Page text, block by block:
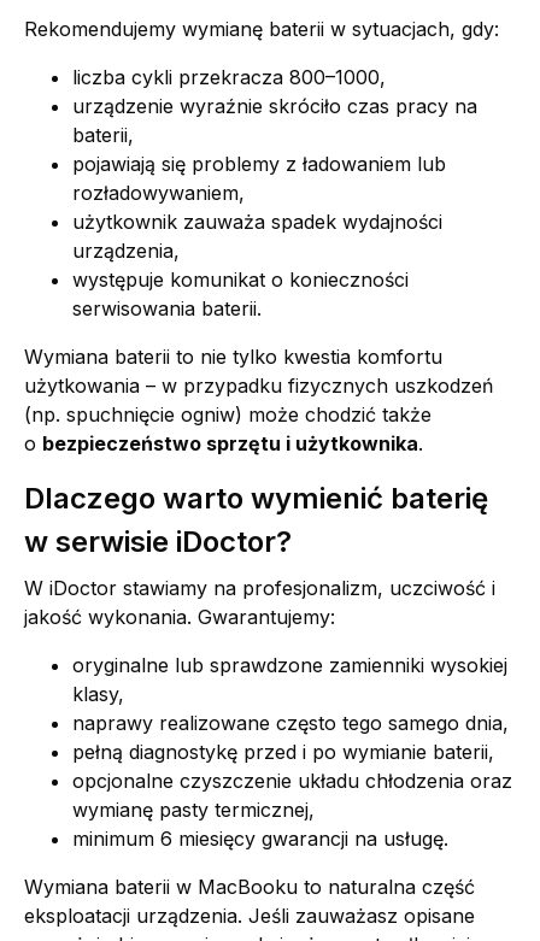
Rekomendujemy wymianę baterii w sytuacjach, gdy:
liczba cykli przekracza 800–1000,
urządzenie wyraźnie skróciło czas pracy na
baterii,
pojawiają się problemy z ładowaniem lub
rozładowywaniem,
użytkownik zauważa spadek wydajności
urządzenia,
występuje komunikat o konieczności
serwisowania baterii.
Wymiana baterii to nie tylko kwestia komfortu
użytkowania – w przypadku fizycznych uszkodzeń
(np. spuchnięcie ogniw) może chodzić także
o bezpieczeństwo sprzętu i użytkownika.
Dlaczego warto wymienić baterię
w serwisie iDoctor?
W iDoctor stawiamy na profesjonalizm, uczciwość i
jakość wykonania. Gwarantujemy:
oryginalne lub sprawdzone zamienniki wysokiej
klasy,
naprawy realizowane często tego samego dnia,
pełną diagnostykę przed i po wymianie baterii,
opcjonalne czyszczenie układu chłodzenia oraz
wymianę pasty termicznej,
minimum 6 miesięcy gwarancji na usługę.
Wymiana baterii w MacBooku to naturalna część
eksploatacji urządzenia. Jeśli zauważasz opisane